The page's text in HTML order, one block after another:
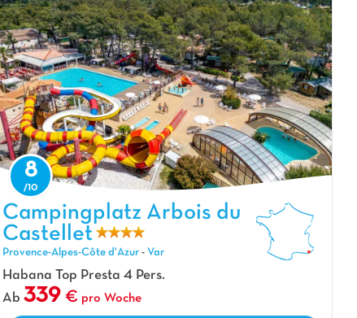
Campingplatz Arbois du Castellet, Campingplatz Provence-Alpes-Côte
d'Azur
8
Campingplatz Arbois du
Castellet
Provence-Alpes-Côte d'Azur -Var
Habana Top Presta 4 Pers.
Ab339 pro Woche